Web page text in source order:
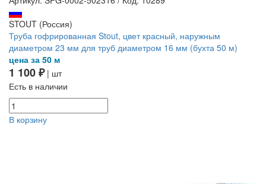
STOUT (Россия)
Труба гофрированная Stout, цвет красный, наружным
диаметром 23 мм для труб диаметром 16 мм (бухта 50 м)
цена за 50 м
1 100 ₽| шт
Есть в наличии
В корзину